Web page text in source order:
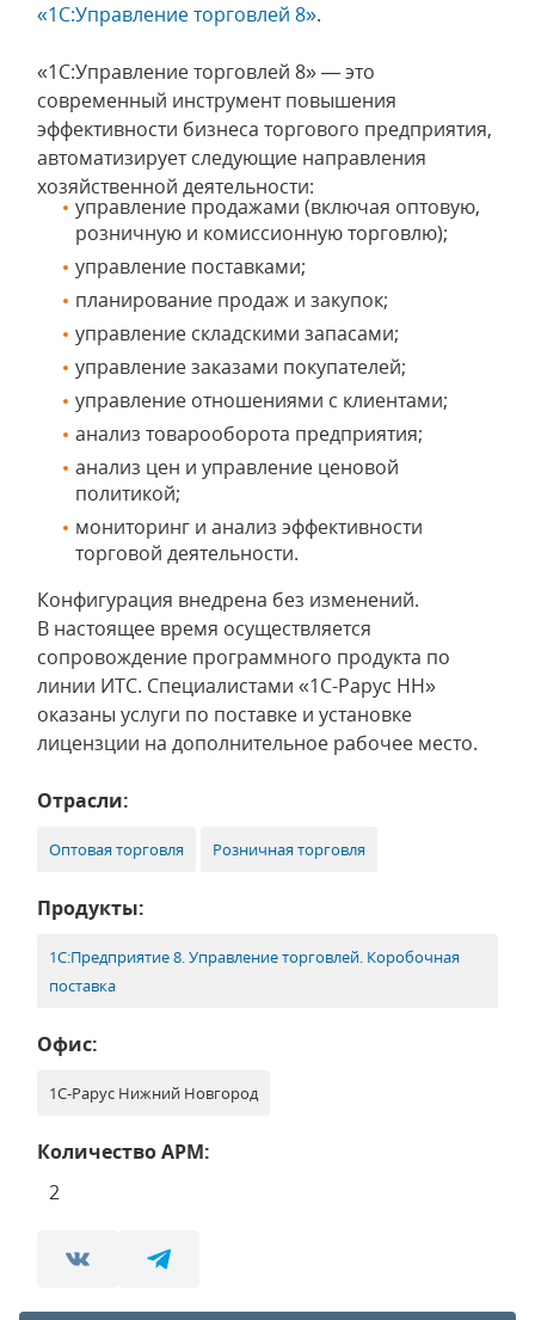
«1С:Управление торговлей 8».
«1С:Управление торговлей 8» — это
современный инструмент повышения
эффективности бизнеса торгового предприятия,
автоматизирует следующие направления
хозяйственной деятельности:
управление продажами (включая оптовую,
розничную и комиссионную торговлю);
управление поставками;
планирование продаж и закупок;
управление складскими запасами;
управление заказами покупателей;
управление отношениями с клиентами;
анализ товарооборота предприятия;
анализ цен и управление ценовой
политикой;
мониторинг и анализ эффективности
торговой деятельности.
Конфигурация внедрена без изменений.
В настоящее время осуществляется
сопровождение программного продукта по
линии ИТС. Специалистами «1С-Рарус НН»
оказаны услуги по поставке и установке
лицензции на дополнительное рабочее место.
Отрасли:
Оптовая торговля Розничная торговля
Продукты:
1С:Предприятие 8. Управление торговлей. Коробочная
поставка
Офис:
1С-Рарус Нижний Новгород
Количество АРМ:
2